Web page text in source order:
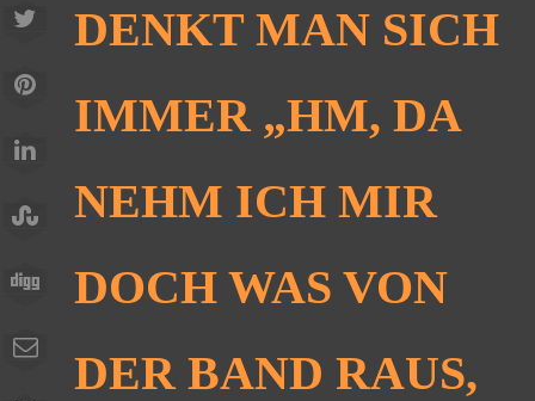
DENKT MAN SICH
IMMER „HM, DA
NEHM ICH MIR
DOCH WAS VON
DER BAND RAUS,